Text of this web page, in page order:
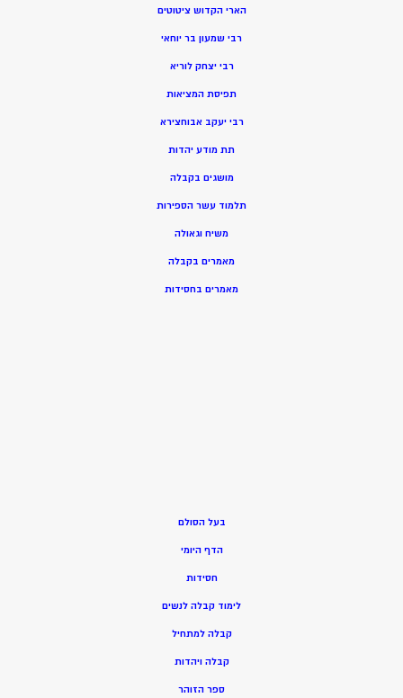
הארי הקדוש ציטוטים
רבי שמעון בר יוחאי
רבי יצחק לוריא
תפיסת המציאות
רבי יעקב אבוחצירא
תת מודע יהדות
מושגים בקבלה
תלמוד עשר הספירות
משיח וגאולה
מאמרים בקבלה
מאמרים בחסידות
בעל הסולם
הדף היומי
חסידות
לימוד קבלה לנשים
קבלה למתחיל
קבלה ויהדות
ספר הזוהר